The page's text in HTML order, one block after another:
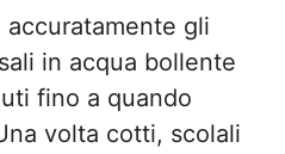
accuratamente gli
in acqua bollente
fino a quando
volta cotti, scolali